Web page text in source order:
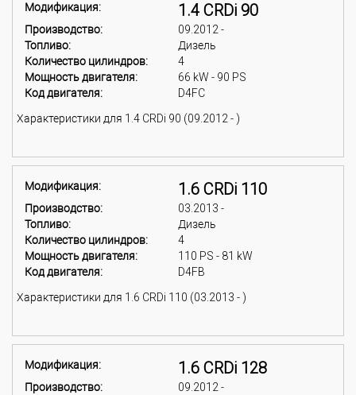
Модификация: 1.4 CRDi 90
Производство:
09.2012 -
Топливо:
Дизель
Количество цилиндров:
4
Мощность двигателя:
66 kW - 90 PS
Код двигателя:
D4FC
Характеристики для 1.4 CRDi 90 (09.2012 - )
Модификация: 1.6 CRDi 110
Производство:
03.2013 -
Топливо:
Дизель
Количество цилиндров:
4
Мощность двигателя:
110 PS - 81 kW
Код двигателя:
D4FB
Характеристики для 1.6 CRDi 110 (03.2013 - )
Модификация: 1.6 CRDi 128
Производство:
09.2012 -